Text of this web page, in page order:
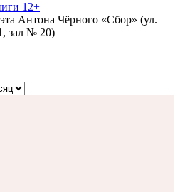
12+
Антона Чёрного «Сбор» (ул.
зал № 20)